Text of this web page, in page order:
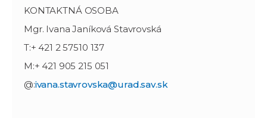
KONTAKTNÁ OSOBA
Mgr. Ivana Janíková Stavrovská
T:+ 421 2 57510 137
M:+ 421 905 215 051
@:ivana.stavrovska@urad.sav.sk